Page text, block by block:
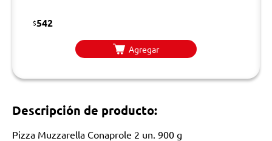
$542
Agregar
Descripción de producto:
Pizza Muzzarella Conaprole 2 un. 900 g